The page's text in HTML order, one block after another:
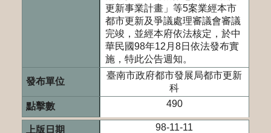
更新事業計畫」等5案業經本市
都市更新及爭議處理審議會審議
完竣，並經本府依法核定，於中
華民國98年12月8日依法發布實
施，特此公告週知。
臺南市政府都市發展局都市更新
科
490
98-11-11